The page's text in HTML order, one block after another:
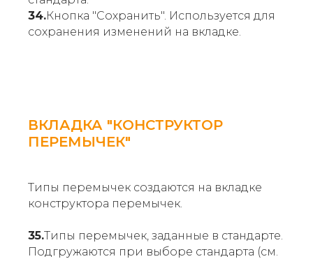
34.Кнопка "Сохранить". Используется для
сохранения изменений на вкладке.
ВКЛАДКА "КОНСТРУКТОР
ПЕРЕМЫЧЕК"
Типы перемычек создаются на вкладке
конструктора перемычек.
35.Типы перемычек, заданные в стандарте.
Подгружаются при выборе стандарта (см.